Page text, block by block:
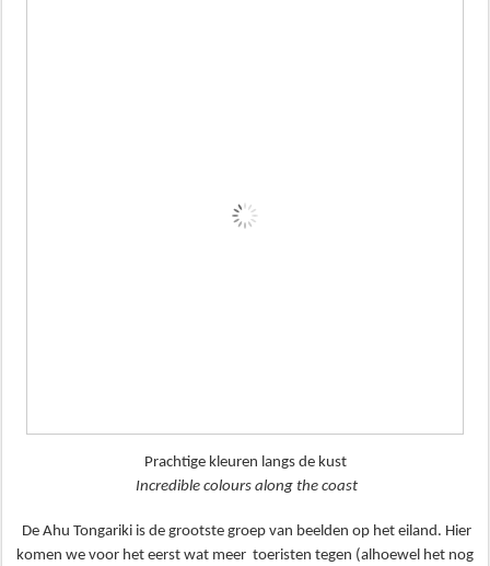
Prachtige kleuren langs de kust
Incredible colours along the coast
De Ahu Tongariki is de grootste groep van beelden op het eiland. Hier
komen we voor het eerst wat meer toeristen tegen (alhoewel het nog